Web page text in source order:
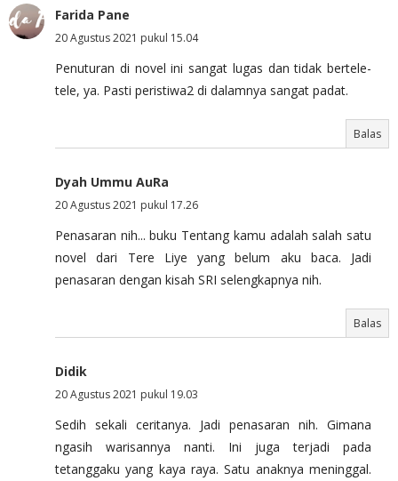
Farida Pane
20 Agustus 2021 pukul 15.04
Penuturan di novel ini sangat lugas dan tidak bertele-
tele, ya. Pasti peristiwa2 di dalamnya sangat padat.
Balas
Dyah Ummu AuRa
20 Agustus 2021 pukul 17.26
Penasaran nih... buku Tentang kamu adalah salah satu
novel dari Tere Liye yang belum aku baca. Jadi
penasaran dengan kisah SRI selengkapnya nih.
Balas
Didik
20 Agustus 2021 pukul 19.03
Sedih sekali ceritanya. Jadi penasaran nih. Gimana
ngasih warisannya nanti. Ini juga terjadi pada
tetanggaku yang kaya raya. Satu anaknya meninggal.